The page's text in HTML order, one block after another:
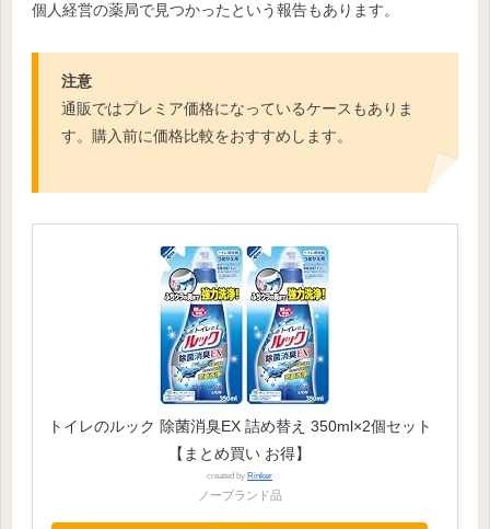
個人経営の薬局で見つかったという報告もあります。
注意
通販ではプレミア価格になっているケースもありま
す。購入前に価格比較をおすすめします。
トイレのルック 除菌消臭EX 詰め替え 350ml×2個セット
【まとめ買い お得】
created by Rinker
ノーブランド品